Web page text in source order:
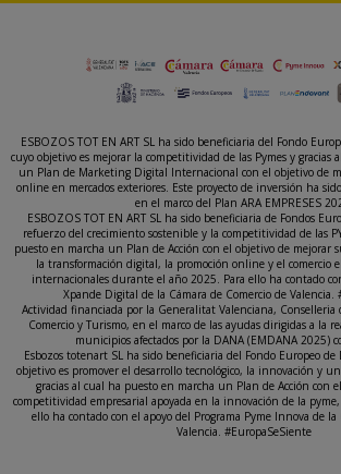
ESBOZOS TOT EN ART SL ha sido beneficiaria del Fondo
cuyo objetivo es mejorar la competitividad de las Pymes y gracias
un Plan de Marketing Digital Internacional con el objetivo de
online en mercados exteriores. Este proyecto de inversión ha
en el marco del Plan ARA EMPRESES
ESBOZOS TOT EN ART SL ha sido beneficiaria de Fondos
refuerzo del crecimiento sostenible y la competitividad de las
puesto en marcha un Plan de Acción con el objetivo de mejorar
la transformación digital, la promoción online y el comercio
internacionales durante el año 2025. Para ello ha contado
Xpande Digital de la Cámara de Comercio de Valencia.
Actividad financiada por la Generalitat Valenciana,
Comercio y Turismo, en el marco de las ayudas dirigidas a la
municipios afectados por la DANA (EMDANA 2025)
Esbozos totenart SL ha sido beneficiaria del Fondo Europeo de
objetivo es promover el desarrollo tecnológico, la innovación y
gracias al cual ha puesto en marcha un Plan de Acción con
competitividad empresarial apoyada en la innovación de la
ello ha contado con el apoyo del Programa Pyme Innova de la
Valencia. #EuropaSeSiente